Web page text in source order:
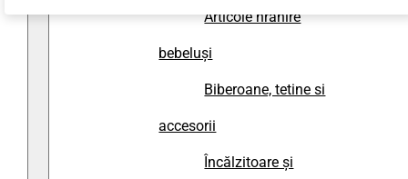
Articole hrănire
bebeluși
Biberoane, tetine si
accesorii
Încălzitoare și